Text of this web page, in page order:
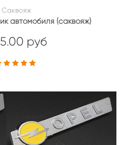
Саквояж
автомобиля (саквояж)
руб